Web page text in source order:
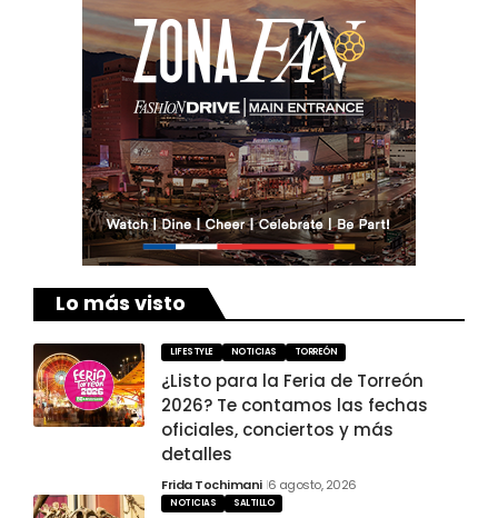
Lo más visto
LIFESTYLE NOTICIAS TORREÓN
¿Listo para la Feria de Torreón
2026? Te contamos las fechas
oficiales, conciertos y más
detalles
Frida Tochimani 6 agosto, 2026
NOTICIAS SALTILLO